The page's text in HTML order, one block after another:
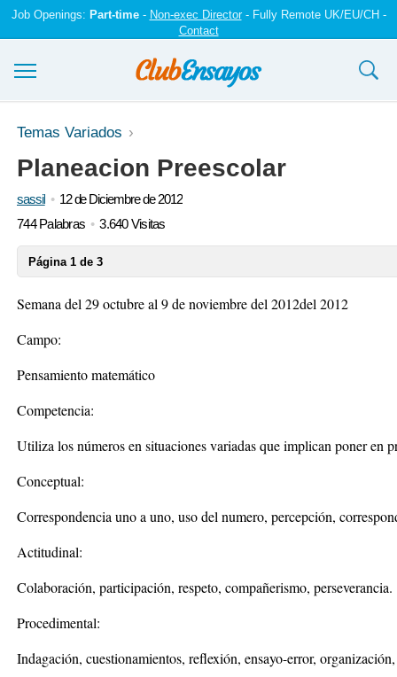
Job Openings: Part-time- Non-exec Director- Fully Remote UK/EU/CH -
Contact
Ensayos y trabajos
Registrarse
Iniciar sesión
Temas Variados
Planeacion Preescolar
sassil
12 de Diciembre de 2012
744 Palabras
3.640 Visitas
Página 1 de 3
Semana del 29 octubre al 9 de noviembre del 2012del 2012
Campo:
Pensamiento matemático
Competencia:
Utiliza los números en situaciones variadas que implican poner en
Conceptual:
Correspondencia uno a uno, uso del numero, percepción,
Actitudinal:
Colaboración, participación, respeto, compañerismo, perseverancia.
Procedimental:
Indagación, cuestionamientos, reflexión, ensayo-error,